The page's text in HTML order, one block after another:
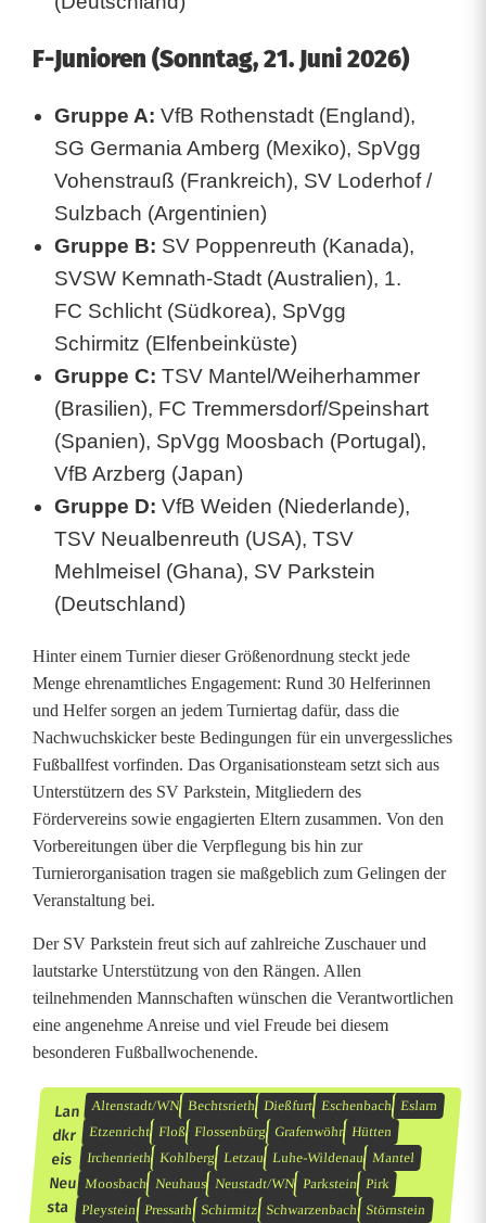
F-Junioren (Sonntag, 21. Juni 2026)
Gruppe A: VfB Rothenstadt (England),
SG Germania Amberg (Mexiko), SpVgg
Vohenstrauß (Frankreich), SV Loderhof /
Sulzbach (Argentinien)
Gruppe B: SV Poppenreuth (Kanada),
SVSW Kemnath-Stadt (Australien), 1.
FC Schlicht (Südkorea), SpVgg
Schirmitz (Elfenbeinküste)
Gruppe C: TSV Mantel/Weiherhammer
(Brasilien), FC Tremmersdorf/Speinshart
(Spanien), SpVgg Moosbach (Portugal),
VfB Arzberg (Japan)
Gruppe D: VfB Weiden (Niederlande),
TSV Neualbenreuth (USA), TSV
Mehlmeisel (Ghana), SV Parkstein
(Deutschland)
Hinter einem Turnier dieser Größenordnung steckt jede
Menge ehrenamtliches Engagement: Rund 30 Helferinnen
und Helfer sorgen an jedem Turniertag dafür, dass die
Nachwuchskicker beste Bedingungen für ein unvergessliches
Fußballfest vorfinden. Das Organisationsteam setzt sich aus
Unterstützern des SV Parkstein, Mitgliedern des
Fördervereins sowie engagierten Eltern zusammen. Von den
Vorbereitungen über die Verpflegung bis hin zur
Turnierorganisation tragen sie maßgeblich zum Gelingen der
Veranstaltung bei.
Der SV Parkstein freut sich auf zahlreiche Zuschauer und
lautstarke Unterstützung von den Rängen. Allen
teilnehmenden Mannschaften wünschen die Verantwortlichen
eine angenehme Anreise und viel Freude bei diesem
besonderen Fußballwochenende.
Lan
dkr
eis
Neu
sta
Altenstadt/WN Bechtsrieth Dießfurt Eschenbach Eslarn
Etzenricht Floß Flossenbürg Grafenwöhr Hütten
Irchenrieth Kohlberg Letzau Luhe-Wildenau Mantel
Moosbach Neuhaus Neustadt/WN Parkstein Pirk
Pleystein Pressath Schirmitz Schwarzenbach Störnstein